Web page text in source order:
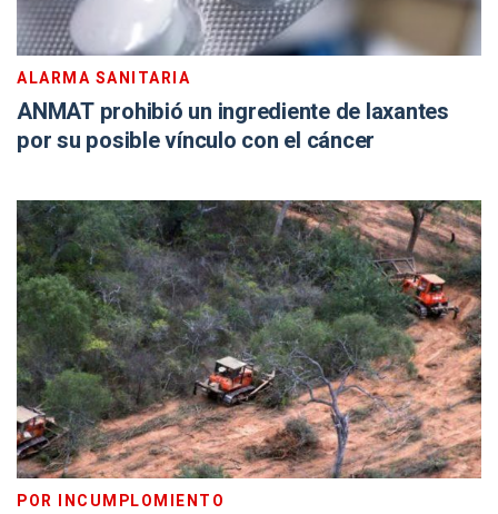
ALARMA SANITARIA
ANMAT prohibió un ingrediente de laxantes
por su posible vínculo con el cáncer
POR INCUMPLOMIENTO